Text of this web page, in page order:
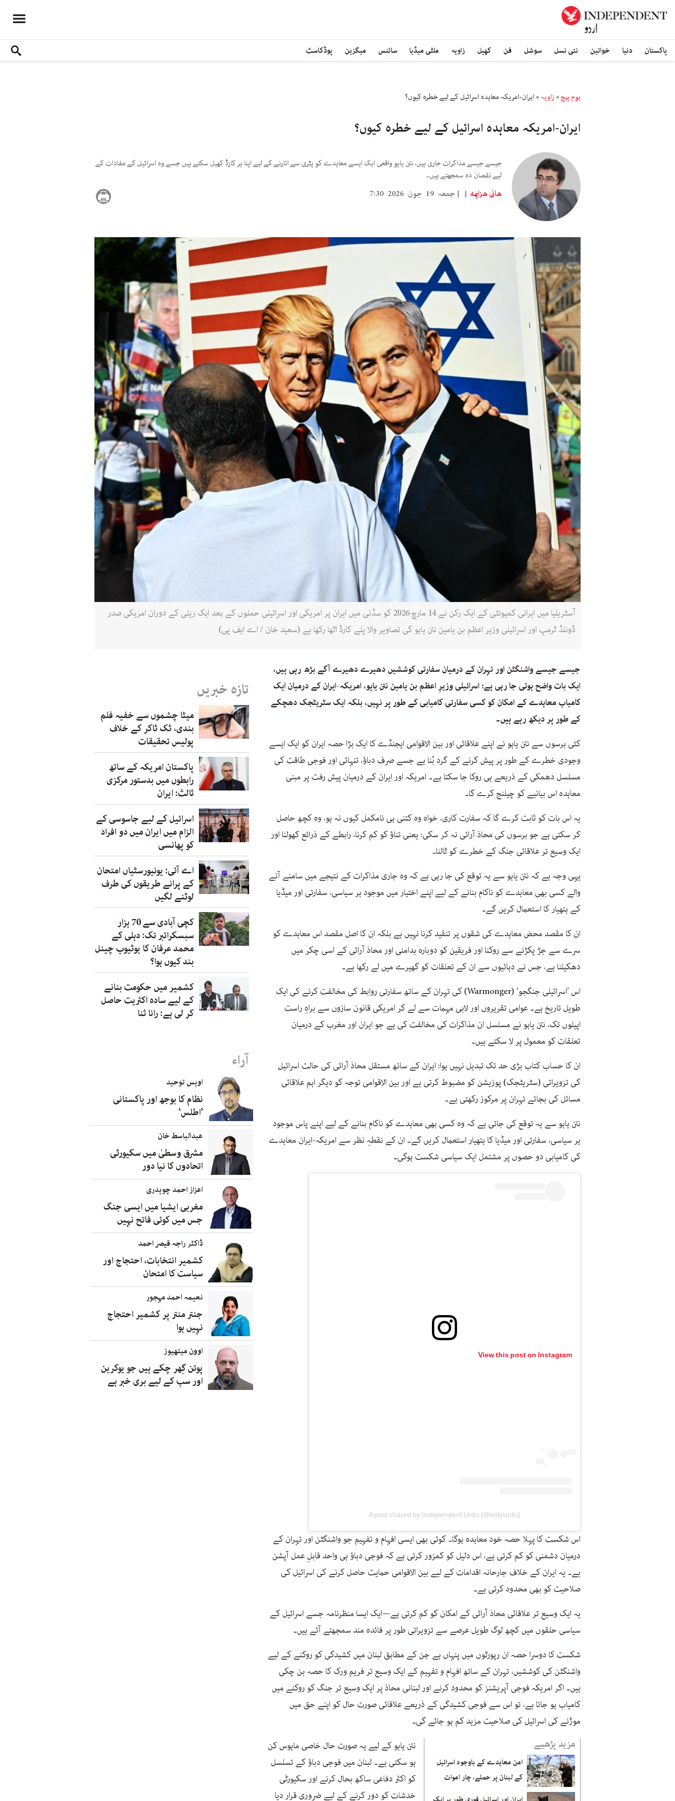
پاکستان دنیا خواتین نئی نسل سوشل فن کھیل زاویہ ملٹی میڈیا سائنس میگزین پوڈکاسٹ
ہوم پیچ» زاویہ» ایران-امریکہ معاہدہ اسرائیل کے لیے خطرہ کیوں؟
ایران-امریکہ معاہدہ اسرائیل کے لیے خطرہ کیوں؟
جیسے جیسے مذاکرات جاری ہیں، نتن یاہو واقعی ایک ایسے معاہدے کو پٹری سے اتارنے کے لیے اپنا ہر کارڈ کھیل سکتے ہیں جسے وہ اسرائیل کے مفادات کے
لیے نقصان دہ سمجھتے ہیں۔
هانى هزايمه جمعہ 19 جون 2026 7:30
آسٹریلیا میں ایرانی کمیونٹی کے ایک رکن نے 14 مارچ 2026 کو سڈنی میں ایران پر امریکی اور اسرائیلی حملوں کے بعد ایک ریلی کے دوران امریکی صدر
ڈونلڈ ٹرمپ اور اسرائیلی وزیر اعظم بن یامین نتن یاہو کی تصاویر والا پلے کارڈ اٹھا رکھا ہے (سعید خان / اے ایف پی)
جیسے جیسے واشنگٹن اور تہران کے درمیان سفارتی کوششیں دھیرے دھیرے آگے بڑھ رہی ہیں،
ایک بات واضح ہوتی جا رہی ہے: اسرائیلی وزیرِ اعظم بن یامین نتن یاہو، امریکہ-ایران کے درمیان ایک
کامیاب معاہدے کے امکان کو کسی سفارتی کامیابی کے طور پر نہیں، بلکہ ایک سٹریٹجک دھچکے
کے طور پر دیکھ رہے ہیں۔
کئی برسوں سے نتن یاہو نے اپنے علاقائی اور بین الاقوامی ایجنڈے کا ایک بڑا حصہ ایران کو ایک ایسے
وجودی خطرے کے طور پر پیش کرنے کے گرد بُنا ہے جسے صرف دباؤ، تنہائی اور فوجی طاقت کی
مسلسل دھمکی کے ذریعے ہی روکا جا سکتا ہے۔ امریکہ اور ایران کے درمیان پیش رفت پر مبنی
معاہدہ اس بیانیے کو چیلنج کرے گا۔
یہ اس بات کو ثابت کرے گا کہ سفارت کاری، خواہ وہ کتنی ہی نامکمل کیوں نہ ہو، وہ کچھ حاصل
کر سکتی ہے جو برسوں کی محاذ آرائی نہ کر سکی: یعنی تناؤ کو کم کرنا، رابطے کے ذرائع کھولنا اور
ایک وسیع تر علاقائی جنگ کے خطرے کو ٹالنا۔
یہی وجہ ہے کہ نتن یاہو سے یہ توقع کی جا رہی ہے کہ وہ جاری مذاکرات کے نتیجے میں سامنے آنے
والے کسی بھی معاہدے کو ناکام بنانے کے لیے اپنے اختیار میں موجود ہر سیاسی، سفارتی اور میڈیا
کے ہتھیار کا استعمال کریں گے۔
ان کا مقصد محض معاہدے کی شقوں پر تنقید کرنا نہیں ہے بلکہ ان کا اصل مقصد اس معاہدے کو
سرے سے جڑ پکڑنے سے روکنا اور فریقین کو دوبارہ بدامنی اور محاذ آرائی کے اسی چکر میں
دھکیلنا ہے، جس نے دہائیوں سے ان کے تعلقات کو گھیرے میں لے رکھا ہے۔
اس ’اسرائیلی جنگجو‘ (Warmonger) کی تہران کے ساتھ سفارتی روابط کی مخالفت کرنے کی ایک
طویل تاریخ ہے۔ عوامی تقریروں اور لابی مہمات سے لے کر امریکی قانون سازوں سے براہِ راست
اپیلوں تک، نتن یاہو نے مسلسل ان مذاکرات کی مخالفت کی ہے جو ایران اور مغرب کے درمیان
تعلقات کو معمول پر لا سکتے ہیں۔
ان کا حساب کتاب بڑی حد تک تبدیل نہیں ہوا: ایران کے ساتھ مستقل محاذ آرائی کی حالت اسرائیل
کی تزویراتی (سٹریٹجک) پوزیشن کو مضبوط کرتی ہے اور بین الاقوامی توجہ کو دیگر اہم علاقائی
مسائل کی بجائے تہران پر مرکوز رکھتی ہے۔
نتن یاہو سے یہ توقع کی جاتی ہے کہ وہ کسی بھی معاہدے کو ناکام بنانے کے لیے اپنے پاس موجود
ہر سیاسی، سفارتی اور میڈیا کا ہتھیار استعمال کریں گے۔ ان کے نقطہِ نظر سے امریکہ-ایران معاہدے
کی کامیابی دو حصوں پر مشتمل ایک سیاسی شکست ہوگی۔
View this post on Instagram
A post shared by Independent Urdu (@indyurdu)
اس شکست کا پہلا حصہ خود معاہدہ ہوگا۔ کوئی بھی ایسی افہام و تفہیم جو واشنگٹن اور تہران کے
درمیان دشمنی کو کم کرتی ہے، اس دلیل کو کمزور کرتی ہے کہ فوجی دباؤ ہی واحد قابلِ عمل آپشن
ہے۔ یہ ایران کے خلاف جارحانہ اقدامات کے لیے بین الاقوامی حمایت حاصل کرنے کی اسرائیل کی
صلاحیت کو بھی محدود کرتی ہے۔
یہ ایک وسیع تر علاقائی محاذ آرائی کے امکان کو کم کرتی ہے—ایک ایسا منظرنامہ جسے اسرائیل کے
سیاسی حلقوں میں کچھ لوگ طویل عرصے سے تزویراتی طور پر فائدہ مند سمجھتے آئے ہیں۔
شکست کا دوسرا حصہ ان رپورٹوں میں پنہاں ہے جن کے مطابق لبنان میں کشیدگی کو روکنے کے لیے
واشنگٹن کی کوششیں، تہران کے ساتھ افہام و تفہیم کے ایک وسیع تر فریم ورک کا حصہ بن چکی
ہیں۔ اگر امریکہ فوجی آپریشنز کو محدود کرنے اور لبنانی محاذ پر ایک وسیع تر جنگ کو روکنے میں
کامیاب ہو جاتا ہے، تو اس سے فوجی کشیدگی کے ذریعے علاقائی صورت حال کو اپنے حق میں
موڑنے کی اسرائیل کی صلاحیت مزید کم ہو جائے گی۔
مزید پڑھیے
امن معاہدے کے باوجود اسرائیل
کے لبنان پر حملے، چار اموات
نتن یاہو کے لیے یہ صورت حال خاصی مایوس کن
ہو سکتی ہے۔ لبنان میں فوجی دباؤ کے تسلسل
کو اکثر دفاعی ساکھ بحال کرنے اور سکیورٹی
خدشات کو دور کرنے کے لیے ضروری قرار دیا
تازہ خبریں
میٹا چشموں سے خفیہ فلم
بندی، ٹک ٹاکر کے خلاف
پولیس تحقیقات
پاکستان امریکہ کے ساتھ
رابطوں میں بدستور مرکزی
ثالث: ایران
اسرائیل کے لیے جاسوسی کے
الزام میں ایران میں دو افراد
کو پھانسی
اے آئی: یونیورسٹیاں امتحان
کے پرانے طریقوں کی طرف
لوٹنے لگیں
کچی آبادی سے 70 ہزار
سبسکرائبر تک: دہلی کے
محمد عرفان کا یوٹیوب چینل
بند کیوں ہوا؟
کشمیر میں حکومت بنانے
کے لیے سادہ اکثریت حاصل
کر لی ہے: رانا ثنا
آراء
اویس توحید
نظام کا بوجھ اور پاکستانی
’اطلس‘
عبدالباسط خان
مشرق وسطیٰ میں سکیورٹی
اتحادوں کا نیا دور
اعزاز احمد چوہدری
مغربی ایشیا میں ایسی جنگ
جس میں کوئی فاتح نہیں
ڈاکٹر راجہ قیصر احمد
کشمیر انتخابات، احتجاج اور
سیاست کا امتحان
نعیمہ احمد مہجور
جنتر منتر پر کشمیر احتجاج
نہیں ہوا
اوون میتھیوز
پوتن گِھر چکے ہیں جو یوکرین
اور سب کے لیے بری خبر ہے